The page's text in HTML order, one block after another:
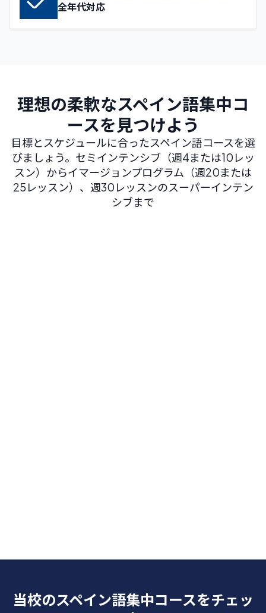
全年代対応
理想の柔軟なスペイン語集中コ
ースを見つけよう
目標とスケジュールに合ったスペイン語コースを選
びましょう。セミインテンシブ（週4または10レッ
スン）からイマージョンプログラム（週20または
25レッスン）、週30レッスンのスーパーインテン
シブまで
当校のスペイン語集中コースをチェッ